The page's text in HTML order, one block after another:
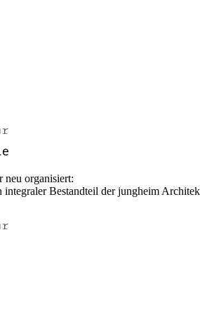
neu organisiert:
Bestandteil der jungheim